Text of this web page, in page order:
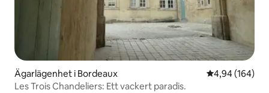
Ägarlägenhet i Bordeaux 4,94 av 5 i
4,94 (164)
Les Trois Chandeliers: Ett vackert paradis.